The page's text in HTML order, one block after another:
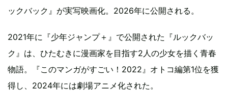
ックバック』が実写映画化。2026年に公開される。
2021年に『少年ジャンプ＋』で公開された『ルックバッ
ク』は、ひたむきに漫画家を目指す2人の少女を描く青春
物語。『このマンガがすごい！2022』オトコ編第1位を獲
得し、2024年には劇場アニメ化された。